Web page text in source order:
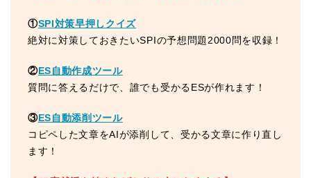
①SPI対策早押しクイズ
絶対に対策しておきたいSPIの予想問題2000問を収録！
②ES自動作成ツール
質問に答えるだけで、誰でも受かるESが作れます！
③ES自動添削ツール
コピペした文章をAIが添削して、受かる文章に作り直し
ます！